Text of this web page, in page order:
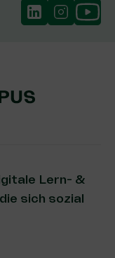
Lern- &
sich sozial